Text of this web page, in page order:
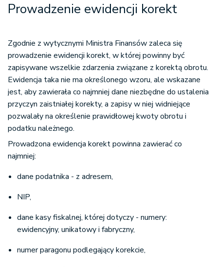
Prowadzenie ewidencji korekt
Zgodnie z wytycznymi Ministra Finansów zaleca się
prowadzenie ewidencji korekt, w której powinny być
zapisywane wszelkie zdarzenia związane z korektą obrotu.
Ewidencja taka nie ma określonego wzoru, ale wskazane
jest, aby zawierała co najmniej dane niezbędne do ustalenia
przyczyn zaistniałej korekty, a zapisy w niej widniejące
pozwalały na określenie prawidłowej kwoty obrotu i
podatku należnego.
Prowadzona ewidencja korekt powinna zawierać co
najmniej:
dane podatnika - z adresem,
NIP,
dane kasy fiskalnej, której dotyczy - numery:
ewidencyjny, unikatowy i fabryczny,
numer paragonu podlegający korekcie,